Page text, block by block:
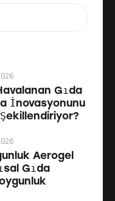
Gıda
İnovasyonunu
Aerogel
Gıda